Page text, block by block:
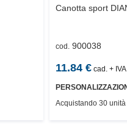
Canotta sport
cod. 900038
11.84 € cad. + IVA
Acquistando 30 unità